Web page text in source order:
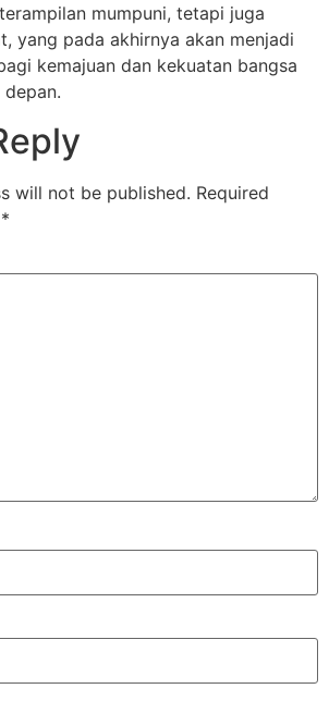
mumpuni, tetapi juga
yang pada akhirnya akan menjadi
kemajuan dan kekuatan bangsa
will not be published. Required
*